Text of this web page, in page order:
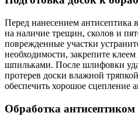
Перед нанесением антисептика
на наличие трещин, сколов и
поврежденные участки
необходимости, закрепите
шпильками. После шлифовки
протерев доски влажной
обеспечить хорошое сцепление
Обработка